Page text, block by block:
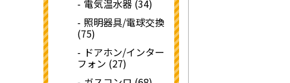
電気温水器 (34)
照明器具/電球交換
(75)
ドアホン/インター
フォン (27)